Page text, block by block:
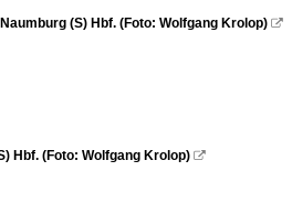
(S) Hbf. (Foto: Wolfgang Krolop) 
Hbf. (Foto: Wolfgang Krolop) 